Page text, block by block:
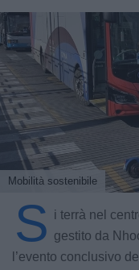
Mobilità sostenibile
S i terrà nel
gestito da
l’evento conclusivo